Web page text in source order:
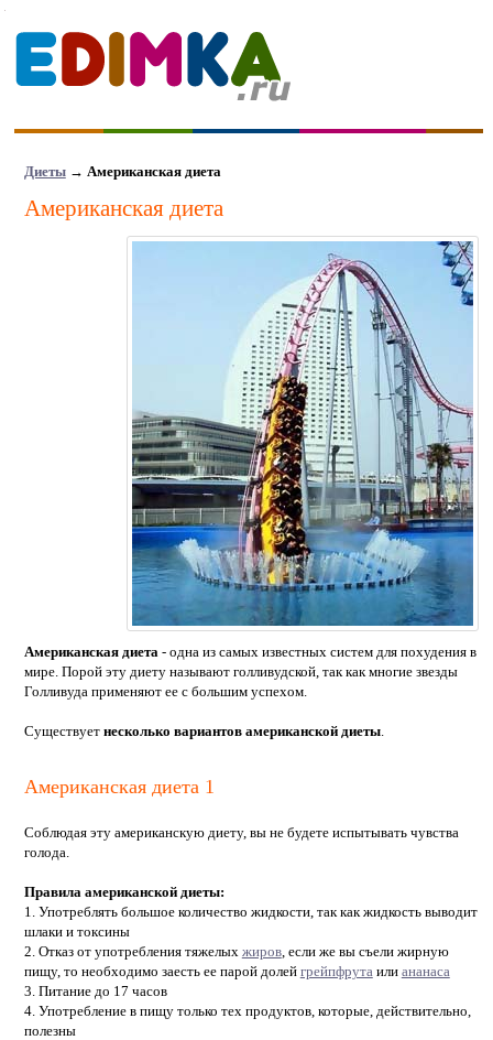
Диеты→ Американская диета
Американская диета
Американская диета - одна из самых известных систем для похудения в
мире. Порой эту диету называют голливудской, так как многие звезды
Голливуда применяют ее с большим успехом.
Существует несколько вариантов американской диеты.
Американская диета 1
Соблюдая эту американскую диету, вы не будете испытывать чувства
голода.
Правила американской диеты:
1. Употреблять большое количество жидкости, так как жидкость выводит
шлаки и токсины
2. Отказ от употребления тяжелых жиров, если же вы съели жирную
пищу, то необходимо заесть ее парой долей грейпфрута или ананаса
3. Питание до 17 часов
4. Употребление в пищу только тех продуктов, которые, действительно,
полезны